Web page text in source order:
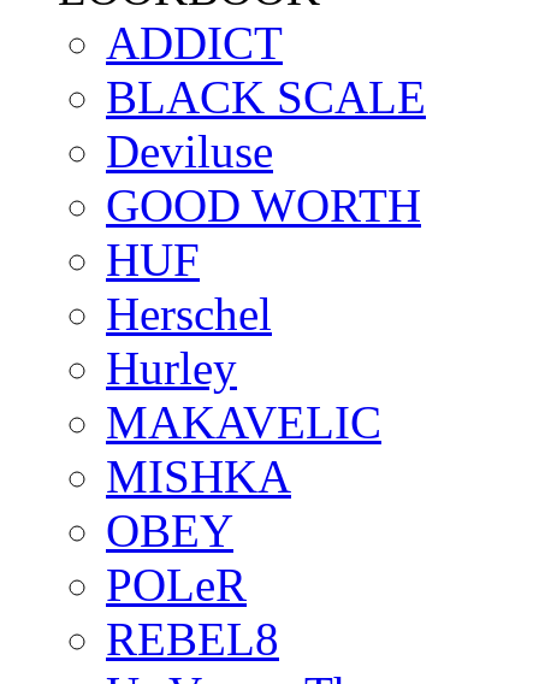
ADDICT
BLACK SCALE
Deviluse
GOOD WORTH
HUF
Herschel
Hurley
MAKAVELIC
MISHKA
OBEY
POLeR
REBEL8